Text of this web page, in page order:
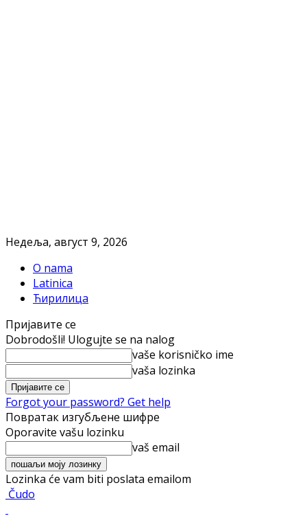
Недеља, август 9, 2026
O nama
Latinica
Ћирилица
Пријавите се
Dobrodošli! Ulogujte se na nalog
vaše korisničko ime
vaša lozinka
Forgot your password? Get help
Повратак изгубљене шифре
Oporavite vašu lozinku
vaš email
Lozinka će vam biti poslata emailom
Čudo